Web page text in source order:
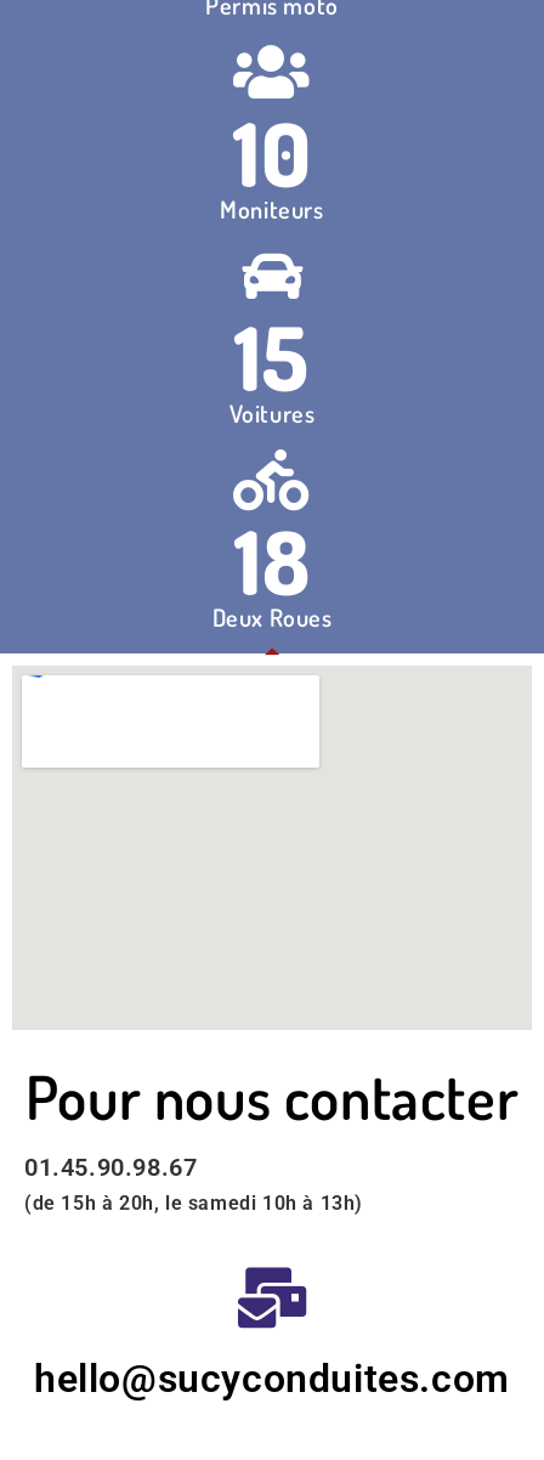
10
Moniteurs​
15
Voitures
18
Deux Roues
Pour nous contacter
01.45.90.98.67
(de 15h à 20h, le samedi 10h à 13h)
hello@sucyconduites.com